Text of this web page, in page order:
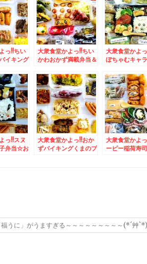
艸`*)
ト」お洒落で盛りだく
さん(*´艸`*)
う」と「蘭越
「おにぎり」
っ!!ちい
イキング
海老ラー
味」食べ
`*)
大衆食堂かよっ!!ちい
かわおかず満載弁当＆
「金曜日のサンドイッ
チ３００円」と「コロ
ッケ５０円」Σ（・
□・；）
大衆食堂かよ
ぽちゃむキャ
の「生寿司」
身」「ほっけ
「エビフライ
美味しい(*´艸
新鮮格安海鮮
っ!!スヌ
弁当☆お
の量とお
大衆食堂かよっ!!おか
ずバイキングくまのプ
大衆食堂かよ
ーピー稲荷寿
うに」がうますぎる～～～～～～～～～(*´艸`*)